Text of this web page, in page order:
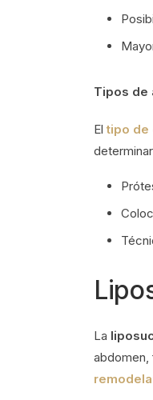
Tipos de
Eltipo de
La
abdomen,